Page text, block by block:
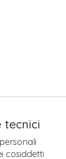
tecnici
cosiddetti